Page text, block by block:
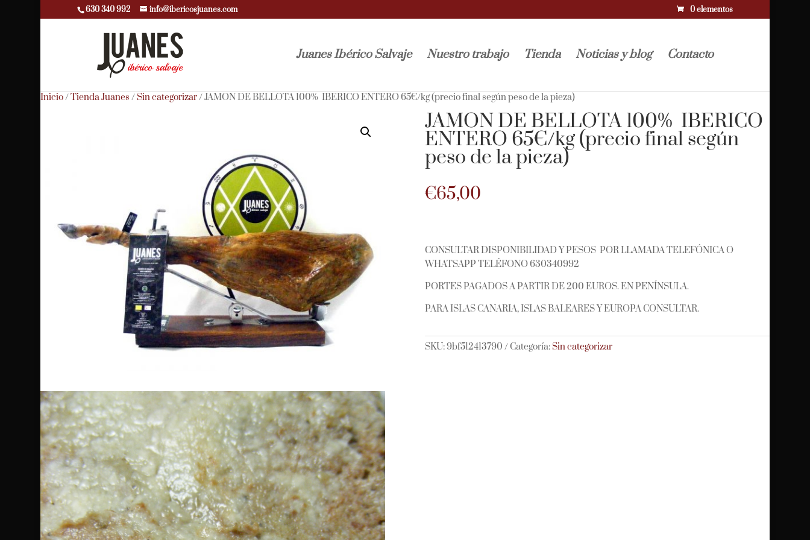
630 340 992 info@ibericosjuanes.com 0 elementos
Juanes Ibérico Salvaje Nuestro trabajo Tienda Noticias y blog Contacto
Inicio/Tienda Juanes / Sin categorizar/ JAMON DE BELLOTA 100% IBERICO ENTERO 65€/kg (precio final según peso de la pieza)
JAMON DE BELLOTA 100% IBERICO
ENTERO 65€/kg (precio final según
peso de la pieza)
€65,00
CONSULTAR DISPONIBILIDAD Y PESOS POR LLAMADA TELEFÓNICA O
WHATSAPP TELÉFONO 630340992
PORTES PAGADOS A PARTIR DE 200 EUROS. EN PENÍNSULA.
PARA ISLAS CANARIA, ISLAS BALEARES Y EUROPA CONSULTAR.
SKU:9bf512413790 Categoría: Sin categorizar